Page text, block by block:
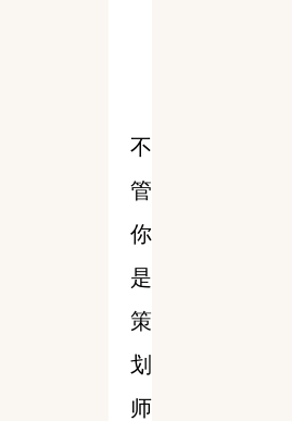
不
管
你
是
策
划
师